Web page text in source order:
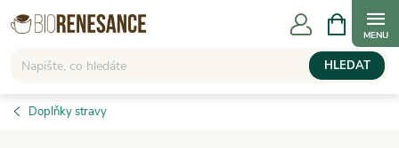
Přejít
na
HLEDAT
NÁKUPNÍ
KOŠÍK
Doplňky stravy